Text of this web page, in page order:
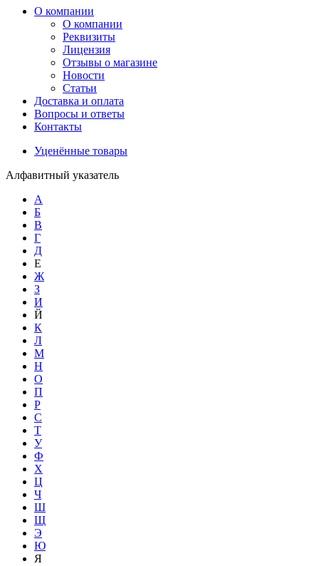
О компании
О компании
Реквизиты
Лицензия
Отзывы о магазине
Новости
Статьи
Доставка и оплата
Вопросы и ответы
Контакты
Уценённые товары
Алфавитный указатель
А
Б
В
Г
Д
Е
Ж
З
И
Й
К
Л
М
Н
О
П
Р
С
Т
У
Ф
Х
Ц
Ч
Ш
Щ
Э
Ю
Я